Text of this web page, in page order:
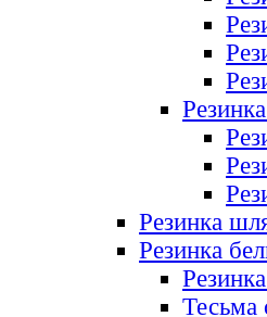
Резинка
Резинка
Тесьма